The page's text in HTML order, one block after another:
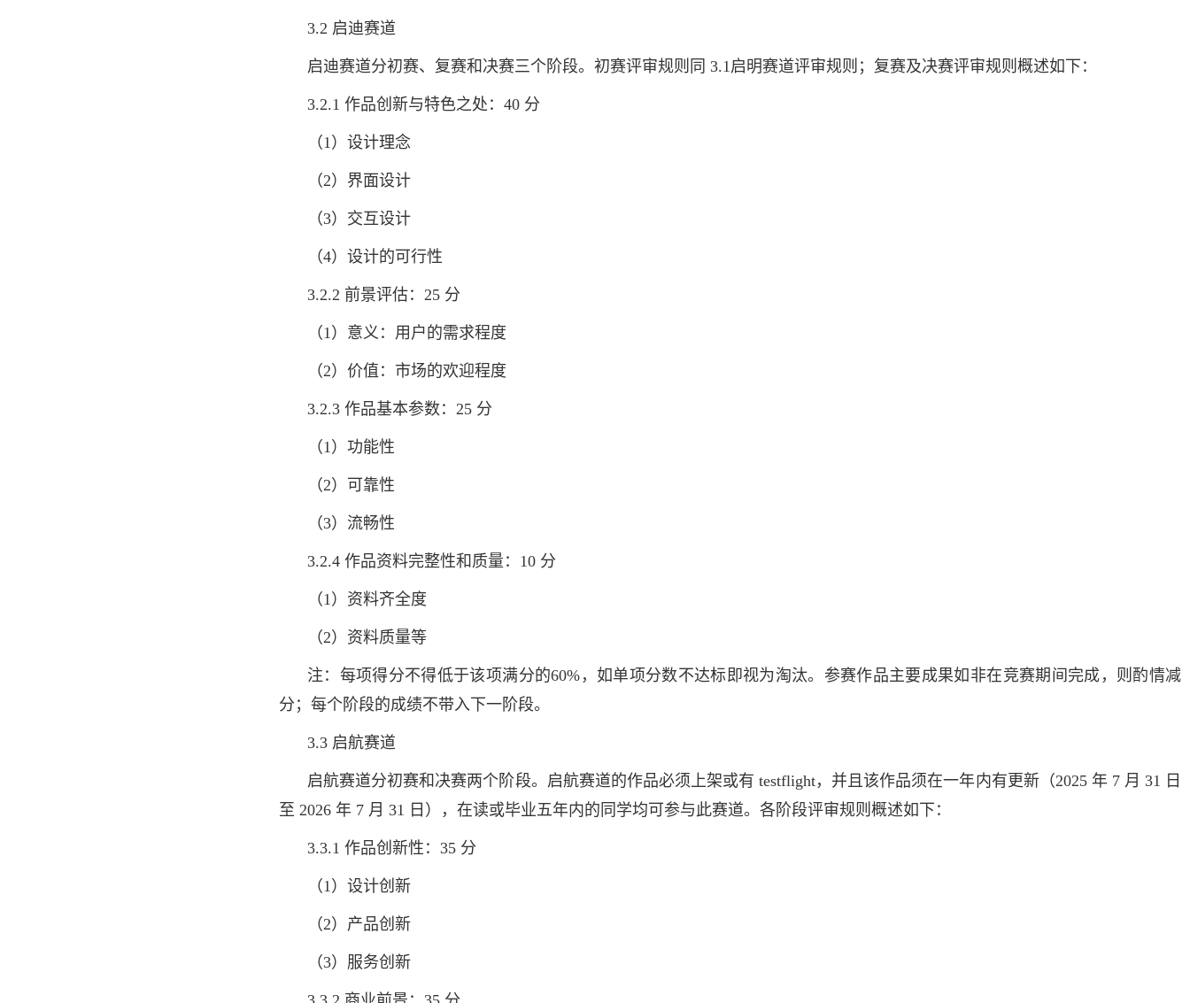
3.2 启迪赛道
启迪赛道分初赛、复赛和决赛三个阶段。初赛评审规则同 3.1启明赛道评审规则；复赛及决赛评审规则概述如下：
3.2.1 作品创新与特色之处：40 分
（1）设计理念
（2）界面设计
（3）交互设计
（4）设计的可行性
3.2.2 前景评估：25 分
（1）意义：用户的需求程度
（2）价值：市场的欢迎程度
3.2.3 作品基本参数：25 分
（1）功能性
（2）可靠性
（3）流畅性
3.2.4 作品资料完整性和质量：10 分
（1）资料齐全度
（2）资料质量等
注：每项得分不得低于该项满分的60%，如单项分数不达标即视为淘汰。参赛作品主要成果如非在竞赛期间完成，则酌情减
分；每个阶段的成绩不带入下一阶段。
3.3 启航赛道
启航赛道分初赛和决赛两个阶段。启航赛道的作品必须上架或有 testflight，并且该作品须在一年内有更新（2025 年 7 月 31 日
至 2026 年 7 月 31 日），在读或毕业五年内的同学均可参与此赛道。各阶段评审规则概述如下：
3.3.1 作品创新性：35 分
（1）设计创新
（2）产品创新
（3）服务创新